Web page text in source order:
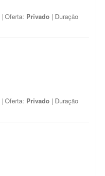
| Oferta: Privado | Duração
| Oferta: Privado | Duração